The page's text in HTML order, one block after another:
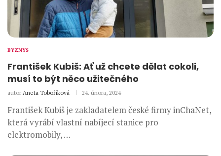
BYZNYS
František Kubiš: Ať už chcete dělat cokoli,
musí to být něco užitečného
autor Aneta Toboříková 24. února, 2024
František Kubiš je zakladatelem české firmy inChaNet,
která vyrábí vlastní nabíjecí stanice pro
elektromobily, …